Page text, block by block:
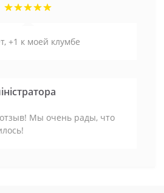
+1 к моей клумбе
Мы очень рады, что